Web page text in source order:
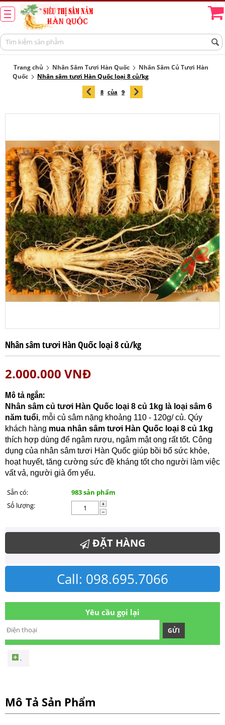
Trang chủ Nhân Sâm Tươi Hàn Quốc
Nhân Sâm Củ Tươi Hàn
Quốc
Nhân sâm tươi Hàn Quốc loại 8 củ/kg
8 của 9
Nhân sâm tươi Hàn Quốc loại 8 củ/kg
2.000.000 VNĐ
Mô tả ngắn:
Nhân sâm củ tươi Hàn Quốc loại 8 củ 1kg là loại sâm 6
năm tuổi, mỗi củ sâm nặng khoảng 110 - 120g/ củ. Qúy
khách hàng mua nhân sâm tươi Hàn Quốc loại 8 củ 1kg
thích hợp dùng để ngâm rượu, ngâm mật ong rất tốt. Công
dụng của nhân sâm tươi Hàn Quốc giúp bồi bổ sức khỏe,
hoạt huyết, tăng cường sức đề kháng tốt cho người làm việc
vất vả, người già ốm yếu.
Sẵn có:
983 sản phẩm
Số lượng:
+
−
ĐẶT HÀNG
Call: 098.695.7066
Yêu cầu gọi lại
GỬI
.
Mô Tả Sản Phẩm